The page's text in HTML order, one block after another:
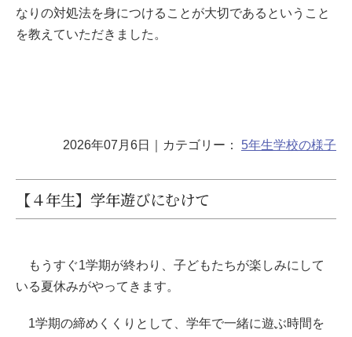
なりの対処法を身につけることが大切であるということ
を教えていただきました。
2026年07月6日 ｜カテゴリー： 5年生学校の様子
【４年生】学年遊びにむけて
もうすぐ1学期が終わり、子どもたちが楽しみにして
いる夏休みがやってきます。
1学期の締めくくりとして、学年で一緒に遊ぶ時間を